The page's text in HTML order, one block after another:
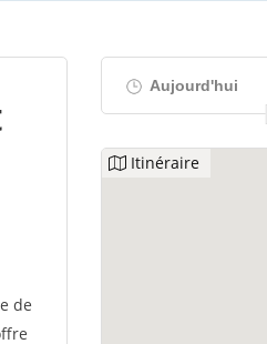
de
Aujourd'hui
Itinéraire